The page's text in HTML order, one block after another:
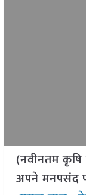
(नवीनतम
अपने मनपसंद